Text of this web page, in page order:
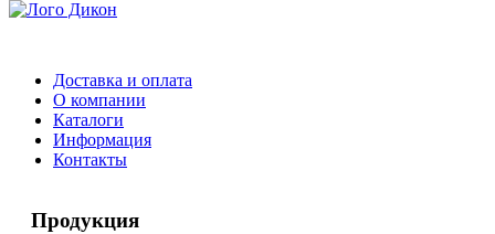
Доставка и оплата
О компании
Каталоги
Информация
Контакты
Продукция